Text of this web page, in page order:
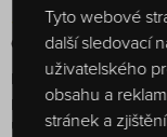
Ověřený uživatel
Perfektně sedí na
poklička z rozbité 2
užitečné, má velmi
Tyto webové
další sledovací
uživatelského
obsahu a
stránek a